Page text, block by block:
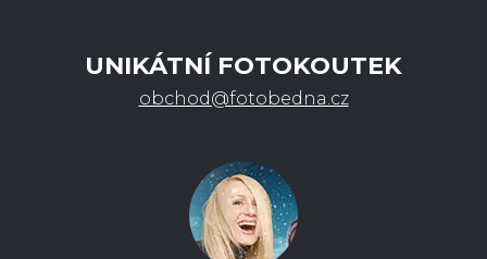
UNIKÁTNÍ FOTOKOUTEK
obchod@fotobedna.cz